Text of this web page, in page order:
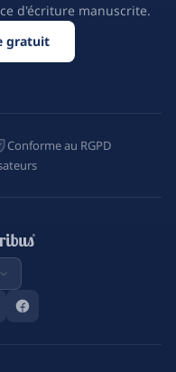
d'écriture manuscrite.
gratuit
Conforme au RGPD